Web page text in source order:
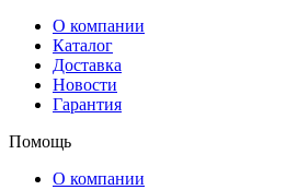
О компании
Каталог
Доставка
Новости
Гарантия
Помощь
О компании